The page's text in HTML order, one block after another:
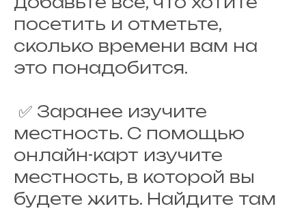
посетить и отметьте,
сколько времени вам на
это понадобится.
✅ Заранее изучите
местность. С помощью
онлайн-карт изучите
местность, в которой вы
будете жить. Найдите там